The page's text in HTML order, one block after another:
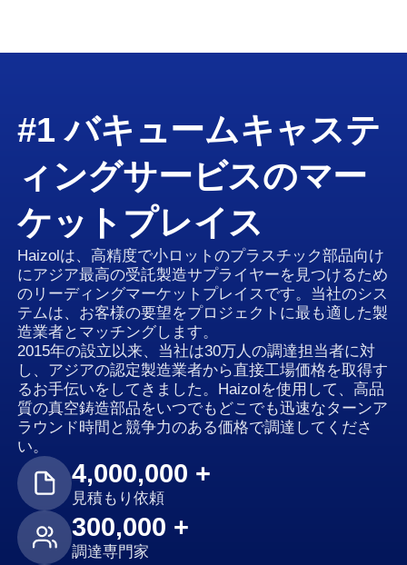
#1 バキュームキャステ
ィングサービスのマー
ケットプレイス
Haizolは、高精度で小ロットのプラスチック部品向け
にアジア最高の受託製造サプライヤーを見つけるため
のリーディングマーケットプレイスです。当社のシス
テムは、お客様の要望をプロジェクトに最も適した製
造業者とマッチングします。
2015年の設立以来、当社は30万人の調達担当者に対
し、アジアの認定製造業者から直接工場価格を取得す
るお手伝いをしてきました。Haizolを使用して、高品
質の真空鋳造部品をいつでもどこでも迅速なターンア
ラウンド時間と競争力のある価格で調達してくださ
い。
4,000,000 +
見積もり依頼
300,000 +
調達専門家